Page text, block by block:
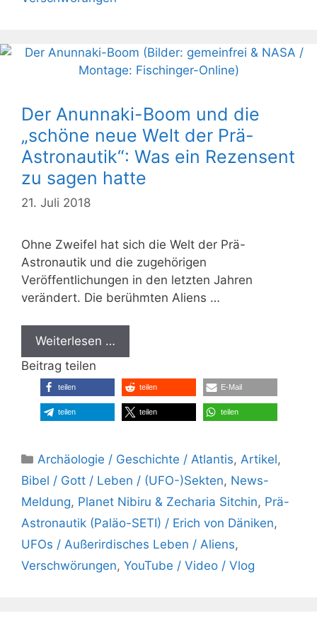
Der Anunnaki-Boom und die
„schöne neue Welt der Prä-
Astronautik“: Was ein Rezensent
zu sagen hatte
21. Juli 2018
Ohne Zweifel hat sich die Welt der Prä-
Astronautik und die zugehörigen
Veröffentlichungen in den letzten Jahren
verändert. Die berühmten Aliens …
Weiterlesen …
Beitrag teilen
teilen teilen E-Mail
teilen teilen teilen
Kategorien
Archäologie / Geschichte / Atlantis, Artikel,
Bibel / Gott / Leben / (UFO-)Sekten, News-
Meldung, Planet Nibiru & Zecharia Sitchin, Prä-
Astronautik (Paläo-SETI) / Erich von Däniken,
UFOs / Außerirdisches Leben / Aliens,
Verschwörungen, YouTube / Video / Vlog